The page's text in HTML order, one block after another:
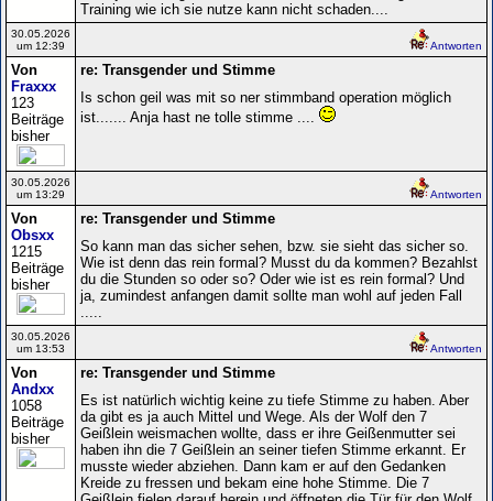
Training wie ich sie nutze kann nicht schaden....
30.05.2026
um 12:39
Antworten
Von
Fraxxx
123
Beiträge
bisher
re: Transgender und Stimme
Is schon geil was mit so ner stimmband operation möglich
ist....... Anja hast ne tolle stimme ....
30.05.2026
um 13:29
Antworten
Von
Obsxx
1215
Beiträge
bisher
re: Transgender und Stimme
So kann man das sicher sehen, bzw. sie sieht das sicher so.
Wie ist denn das rein formal? Musst du da kommen? Bezahlst
du die Stunden so oder so? Oder wie ist es rein formal? Und
ja, zumindest anfangen damit sollte man wohl auf jeden Fall
30.05.2026
um 13:53
Antworten
Von
Andxx
1058
Beiträge
bisher
re: Transgender und Stimme
Es ist natürlich wichtig keine zu tiefe Stimme zu haben. Aber
da gibt es ja auch Mittel und Wege. Als der Wolf den 7
Geißlein weismachen wollte, dass er ihre Geißenmutter sei
haben ihn die 7 Geißlein an seiner tiefen Stimme erkannt. Er
musste wieder abziehen. Dann kam er auf den Gedanken
Kreide zu fressen und bekam eine hohe Stimme. Die 7